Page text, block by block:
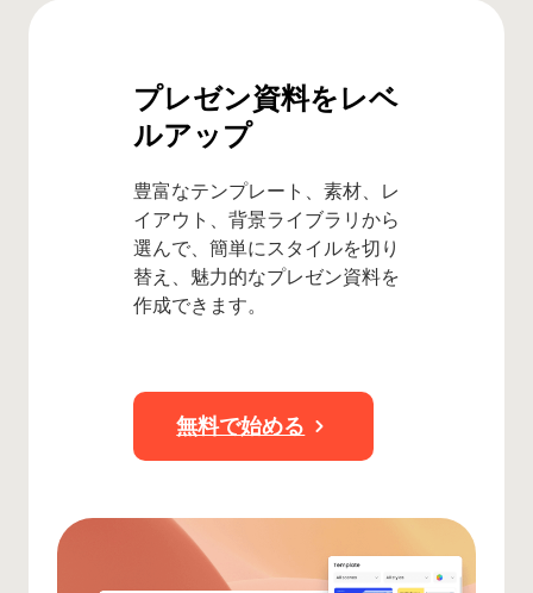
プレゼン資料をレベ
ルアップ
豊富なテンプレート、素材、レ
イアウト、背景ライブラリから
選んで、簡単にスタイルを切り
替え、魅力的なプレゼン資料を
作成できます。
無料で始める